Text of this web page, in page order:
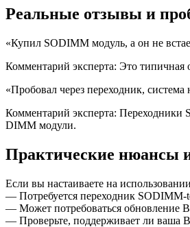
Реальные отзывы и
«Купил SODIMM модуль, а он не
Комментарий эксперта: Это
«Пробовал через переходник,
Комментарий эксперта: Переходники
DIMM модули.
Практические нюансы
Если вы настаиваете на
— Потребуется переходник SODIMM-
— Может потребоваться обновление
— Проверьте, поддерживает ли ваша